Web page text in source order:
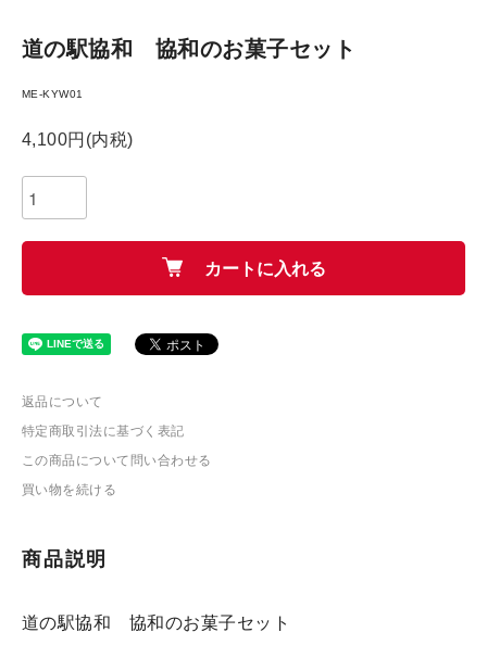
道の駅協和 協和のお菓子セット
ME-KYW01
4,100円(内税)
カートに入れる
返品について
特定商取引法に基づく表記
この商品について問い合わせる
買い物を続ける
商品説明
道の駅協和 協和のお菓子セット